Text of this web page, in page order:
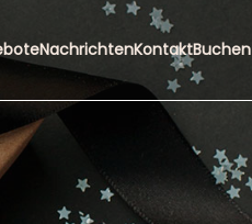
NachrichtenKontaktBuchen